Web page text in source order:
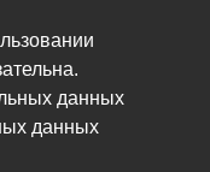
данных
данных